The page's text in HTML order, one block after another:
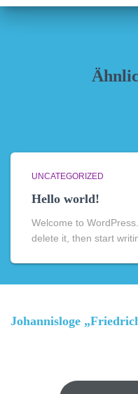
UNCATEGORIZED
Hello world!
Welcome to
delete it, then start
Johannisloge